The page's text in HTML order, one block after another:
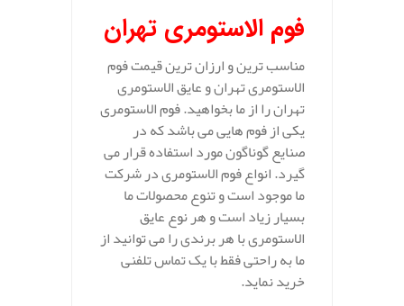
فوم الاستومری تهران
مناسب ترین و ارزان ترین قیمت فوم
الاستومری تهران و عایق الاستومری
تهران را از ما بخواهید. فوم الاستومری
یکی از فوم هایی می باشد که در
صنایع گوناگون مورد استفاده قرار می
گیرد. انواع فوم الاستومری در شرکت
ما موجود است و تنوع محصولات ما
بسیار زیاد است و هر نوع عایق
الاستومری با هر برندی را می توانید از
ما به راحتی فقط با یک تماس تلفنی
خرید نماید.